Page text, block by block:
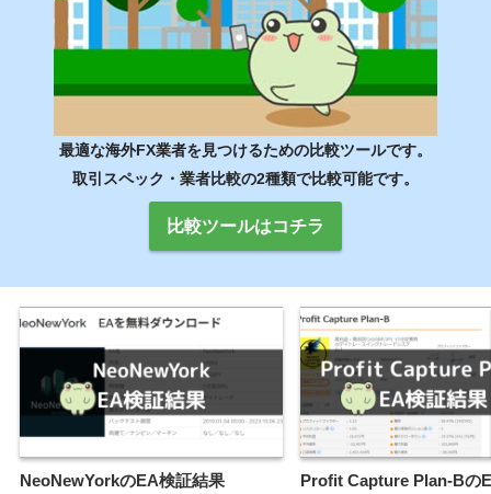
最適な海外FX業者を見つけるための比較ツールです。
取引スペック・業者比較の2種類で比較可能です。
比較ツールはコチラ
NeoNewYorkのEA検証結果
Profit Capture Plan-Bの